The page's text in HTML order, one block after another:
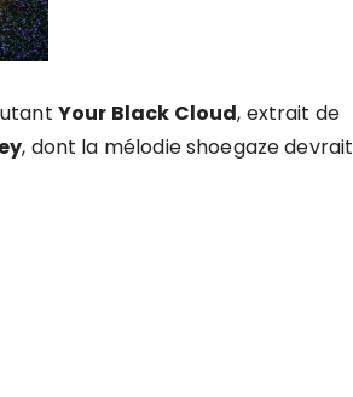
Your Black Cloud, extrait de
, dont la mélodie shoegaze devrait